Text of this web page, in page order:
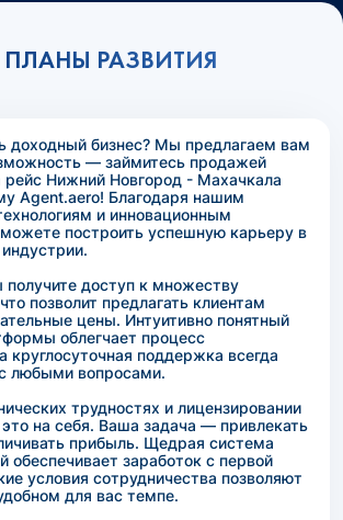
ПЛАНЫ РАЗВИТИЯ
доходный бизнес? Мы предлагаем вам
— займитесь продажей
рейс Нижний Новгород - Махачкала
Agent.aero! Благодаря нашим
и инновационным
построить успешную карьеру в
доступ к множеству
позволит предлагать клиентам
цены. Интуитивно понятный
облегчает процесс
круглосуточная поддержка всегда
любыми вопросами.
трудностях и лицензировании
на себя. Ваша задача — привлекать
прибыль. Щедрая система
обеспечивает заработок с первой
условия сотрудничества позволяют
для вас темпе.